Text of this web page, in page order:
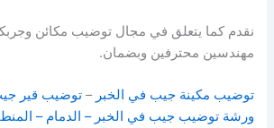
نقدم كما يتعلق في مجال توضيب مكائن
مهندسين محترفين وبضمان.
توضيب مكينة جيب في الخبر –توضيب قير
ورشة توضيب جيب في الخبر – الدمام –